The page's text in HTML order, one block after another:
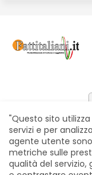
Home Chi
"Questo sito
servizi e per
agente utente
metriche sulle
qualità del servizio,